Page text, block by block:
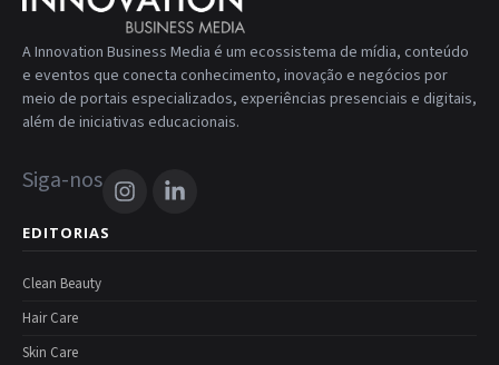
A Innovation Business Media é um ecossistema de mídia, conteúdo
e eventos que conecta conhecimento, inovação e negócios por
meio de portais especializados, experiências presenciais e digitais,
além de iniciativas educacionais.
Siga-nos
EDITORIAS
Clean Beauty
Hair Care
Skin Care